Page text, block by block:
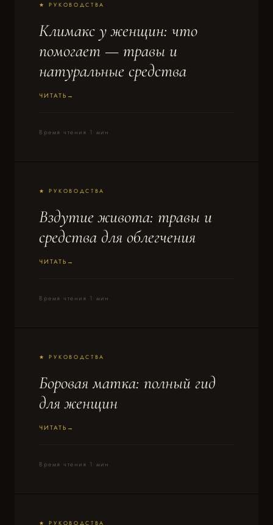
★ РУКОВОДСТВА
Климакс у женщин: что
помогает — травы и
натуральные средства
ЧИТАТЬ
Время чтения 1 мин
★ РУКОВОДСТВА
Вздутие живота: травы и
средства для облегчения
ЧИТАТЬ
Время чтения 1 мин
★ РУКОВОДСТВА
Боровая матка: полный гид
для женщин
ЧИТАТЬ
Время чтения 1 мин
★ РУКОВОДСТВА